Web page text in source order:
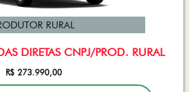
DIRETAS CNPJ/PROD. RURAL
RURAL
R$ 273.990,00